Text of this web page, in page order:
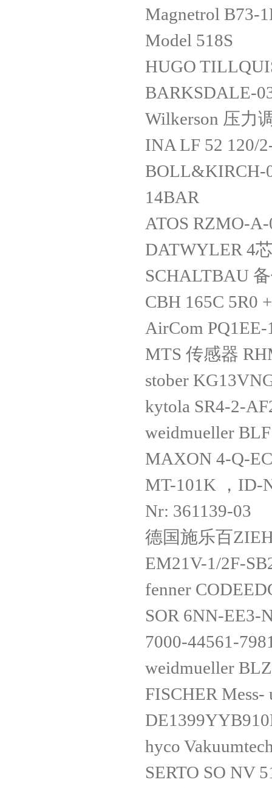
Magnetrol B73-
Model 518S
HUGO
BARKSDALE-
Wilkerson 压力
INA LF 52 120/
BOLL&KIRCH-
14BAR
ATOS RZMO-
DATWYLER 4
SCHALTBAU
CBH 165C 5R0
AirCom
MTS 传感器
stober
kytola SR4-2-
weidmueller
MAXON 4-Q-
MT-101K ，ID-
Nr: 361139-03
德国施乐百
EM21V-1/2F-
fenner
SOR 6NN-EE3-
7000-44561-
weidmueller
FISCHER
hyco
SERTO SO NV